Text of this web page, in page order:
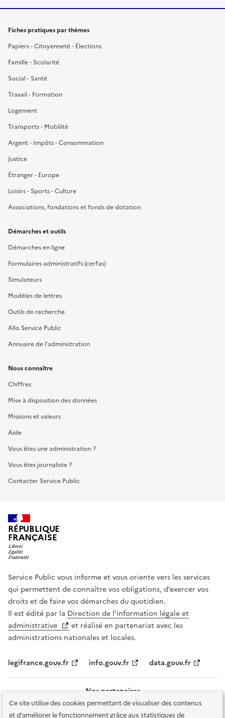
Ce site utilise des cookies permettant de visualiser des contenus
et d'améliorer le fonctionnement grâce aux statistiques de
Fiches pratiques par thèmes
Papiers - Citoyenneté - Élections
Famille - Scolarité
Social - Santé
Travail - Formation
Logement
Transports - Mobilité
Argent - Impôts - Consommation
Justice
Étranger - Europe
Loisirs - Sports - Culture
Associations, fondations et fonds de dotation
Démarches et outils
Démarches en ligne
Formulaires administratifs (cerfas)
Simulateurs
Modèles de lettres
Outils de recherche
Allo Service Public
Annuaire de l'administration
Nous connaître
Chiffres
Mise à disposition des données
Missions et valeurs
Aide
Vous êtes une administration ?
Vous êtes journaliste ?
Contacter Service Public
RÉPUBLIQUE
FRANÇAISE
Service Public vous informe et vous oriente vers les services
qui permettent de connaître vos obligations, d’exercer vos
droits et de faire vos démarches du quotidien.
Il est édité par la Direction de l’information légale et
administrative
et réalisé en partenariat avec les
administrations nationales et locales.
legifrance.gouv.fr info.gouv.fr data.gouv.fr
Nos partenaires